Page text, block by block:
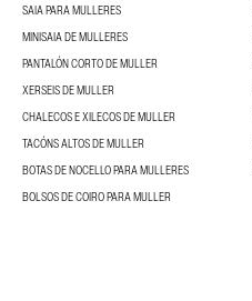
SAIA PARA MULLERES
MINISAIA DE MULLERES
PANTALÓN CORTO DE MULLER
XERSEIS DE MULLER
CHALECOS E XILECOS DE MULLER
TACÓNS ALTOS DE MULLER
BOTAS DE NOCELLO PARA MULLERES
BOLSOS DE COIRO PARA MULLER